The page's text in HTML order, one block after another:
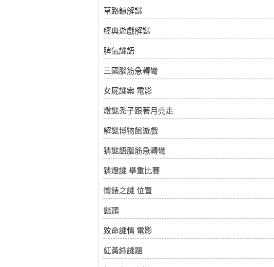
草路鎮解謎
經典遊戲解謎
脾氣謎語
三國腦筋急轉彎
女屍謎案 電影
燈謎禿子跟著月亮走
解謎博物館遊戲
猜謎語腦筋急轉彎
猜燈謎 舉重比賽
懷錶之謎 位置
謎頭
致命謎情 電影
紅黃綠謎題